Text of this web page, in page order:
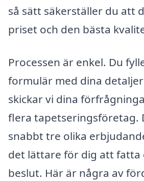
så sätt säkerställer du att
priset och den bästa
Processen är enkel. Du
formulär med dina
skickar vi dina
flera tapetseringsföretag.
snabbt tre olika
det lättare för dig att
beslut. Här är några av